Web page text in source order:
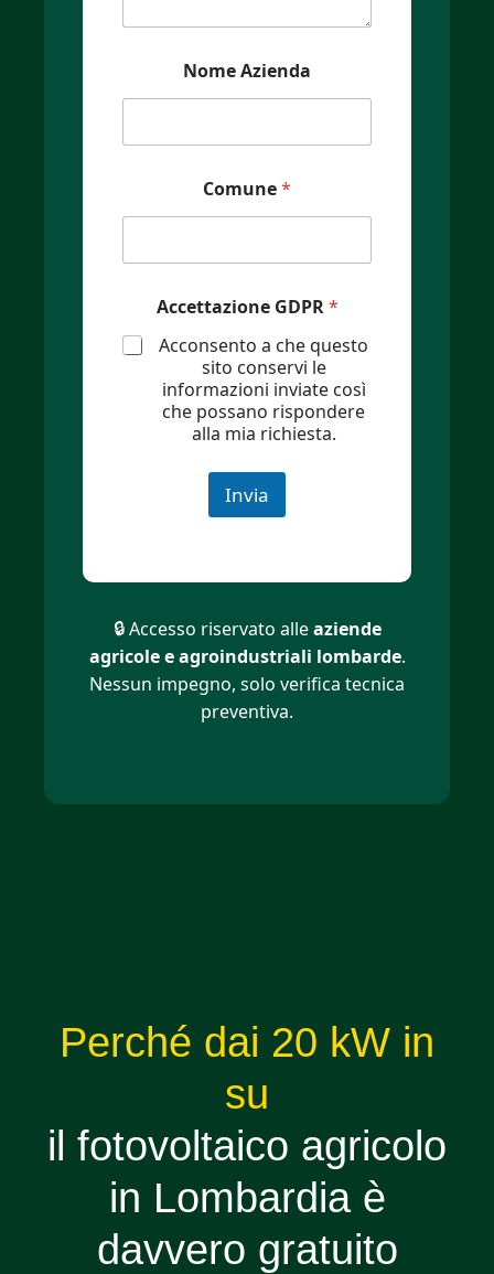
Nome Azienda
Comune*
Accettazione GDPR*
Acconsento a che questo
sito conservi le
informazioni inviate così
che possano rispondere
alla mia richiesta.
Invia
🔒 Accesso riservato alleaziende
agricole e agroindustriali lombarde.
Nessun impegno, solo verifica tecnica
preventiva.
Perché dai 20 kW in
su
il fotovoltaico agricolo
in Lombardia è
davvero gratuito